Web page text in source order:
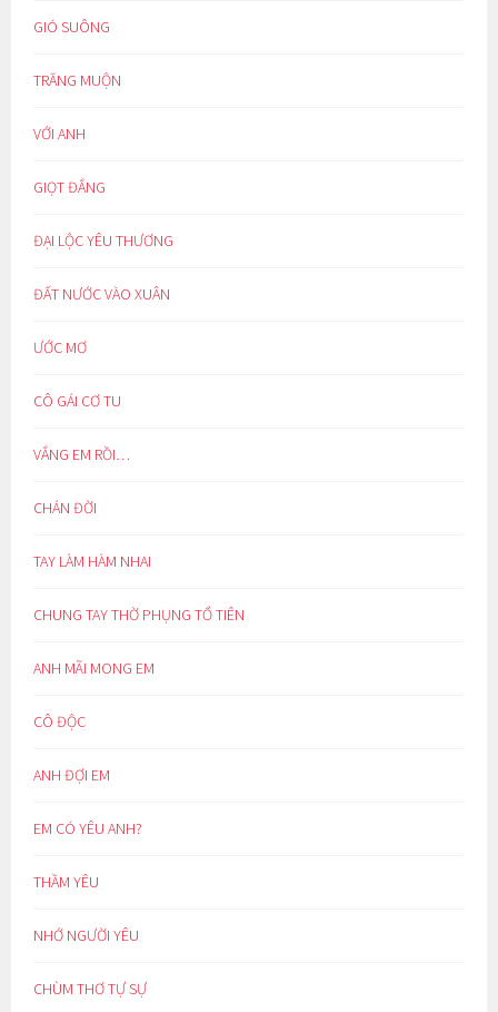
GIÓ SUÔNG
TRĂNG MUỘN
VỚI ANH
GIỌT ĐẮNG
ĐẠI LỘC YÊU THƯƠNG
ĐẤT NƯỚC VÀO XUÂN
ƯỚC MƠ
CÔ GÁI CƠ TU
VẮNG EM RỒI…
CHÁN ĐỜI
TAY LÀM HÀM NHAI
CHUNG TAY THỜ PHỤNG TỔ TIÊN
ANH MÃI MONG EM
CÔ ĐỘC
ANH ĐỢI EM
EM CÓ YÊU ANH?
THẦM YÊU
NHỚ NGƯỜI YÊU
CHÙM THƠ TỰ SỰ